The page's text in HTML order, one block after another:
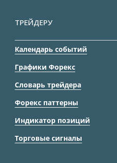
ТРЕЙДЕРУ
Календарь событий
Графики Форекс
Словарь трейдера
Форекс паттерны
Индикатор позиций
Торговые сигналы